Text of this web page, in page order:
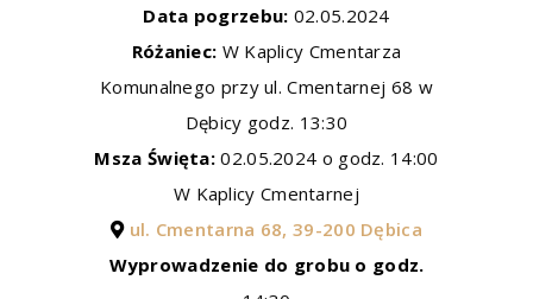
Data pogrzebu: 02.05.2024
Różaniec: W Kaplicy Cmentarza
Komunalnego przy ul. Cmentarnej 68 w
Dębicy godz. 13:30
Msza Święta: 02.05.2024 o godz. 14:00
W Kaplicy Cmentarnej
ul. Cmentarna 68, 39-200 Dębica
Wyprowadzenie do grobu o godz.